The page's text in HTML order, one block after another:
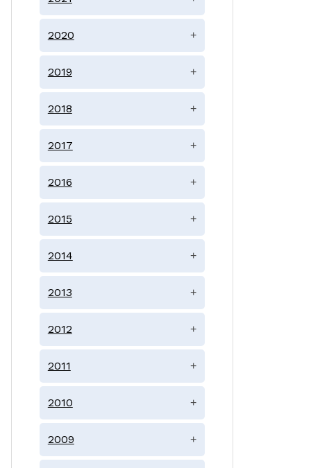
2020 +
2019 +
2018 +
2017 +
2016 +
2015 +
2014 +
2013 +
2012 +
2011 +
2010 +
2009 +